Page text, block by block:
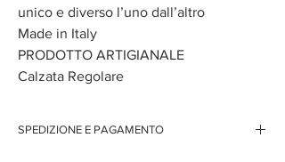
unico e diverso l’uno dall’altro
Made in Italy
PRODOTTO ARTIGIANALE
Calzata Regolare
SPEDIZIONE E PAGAMENTO